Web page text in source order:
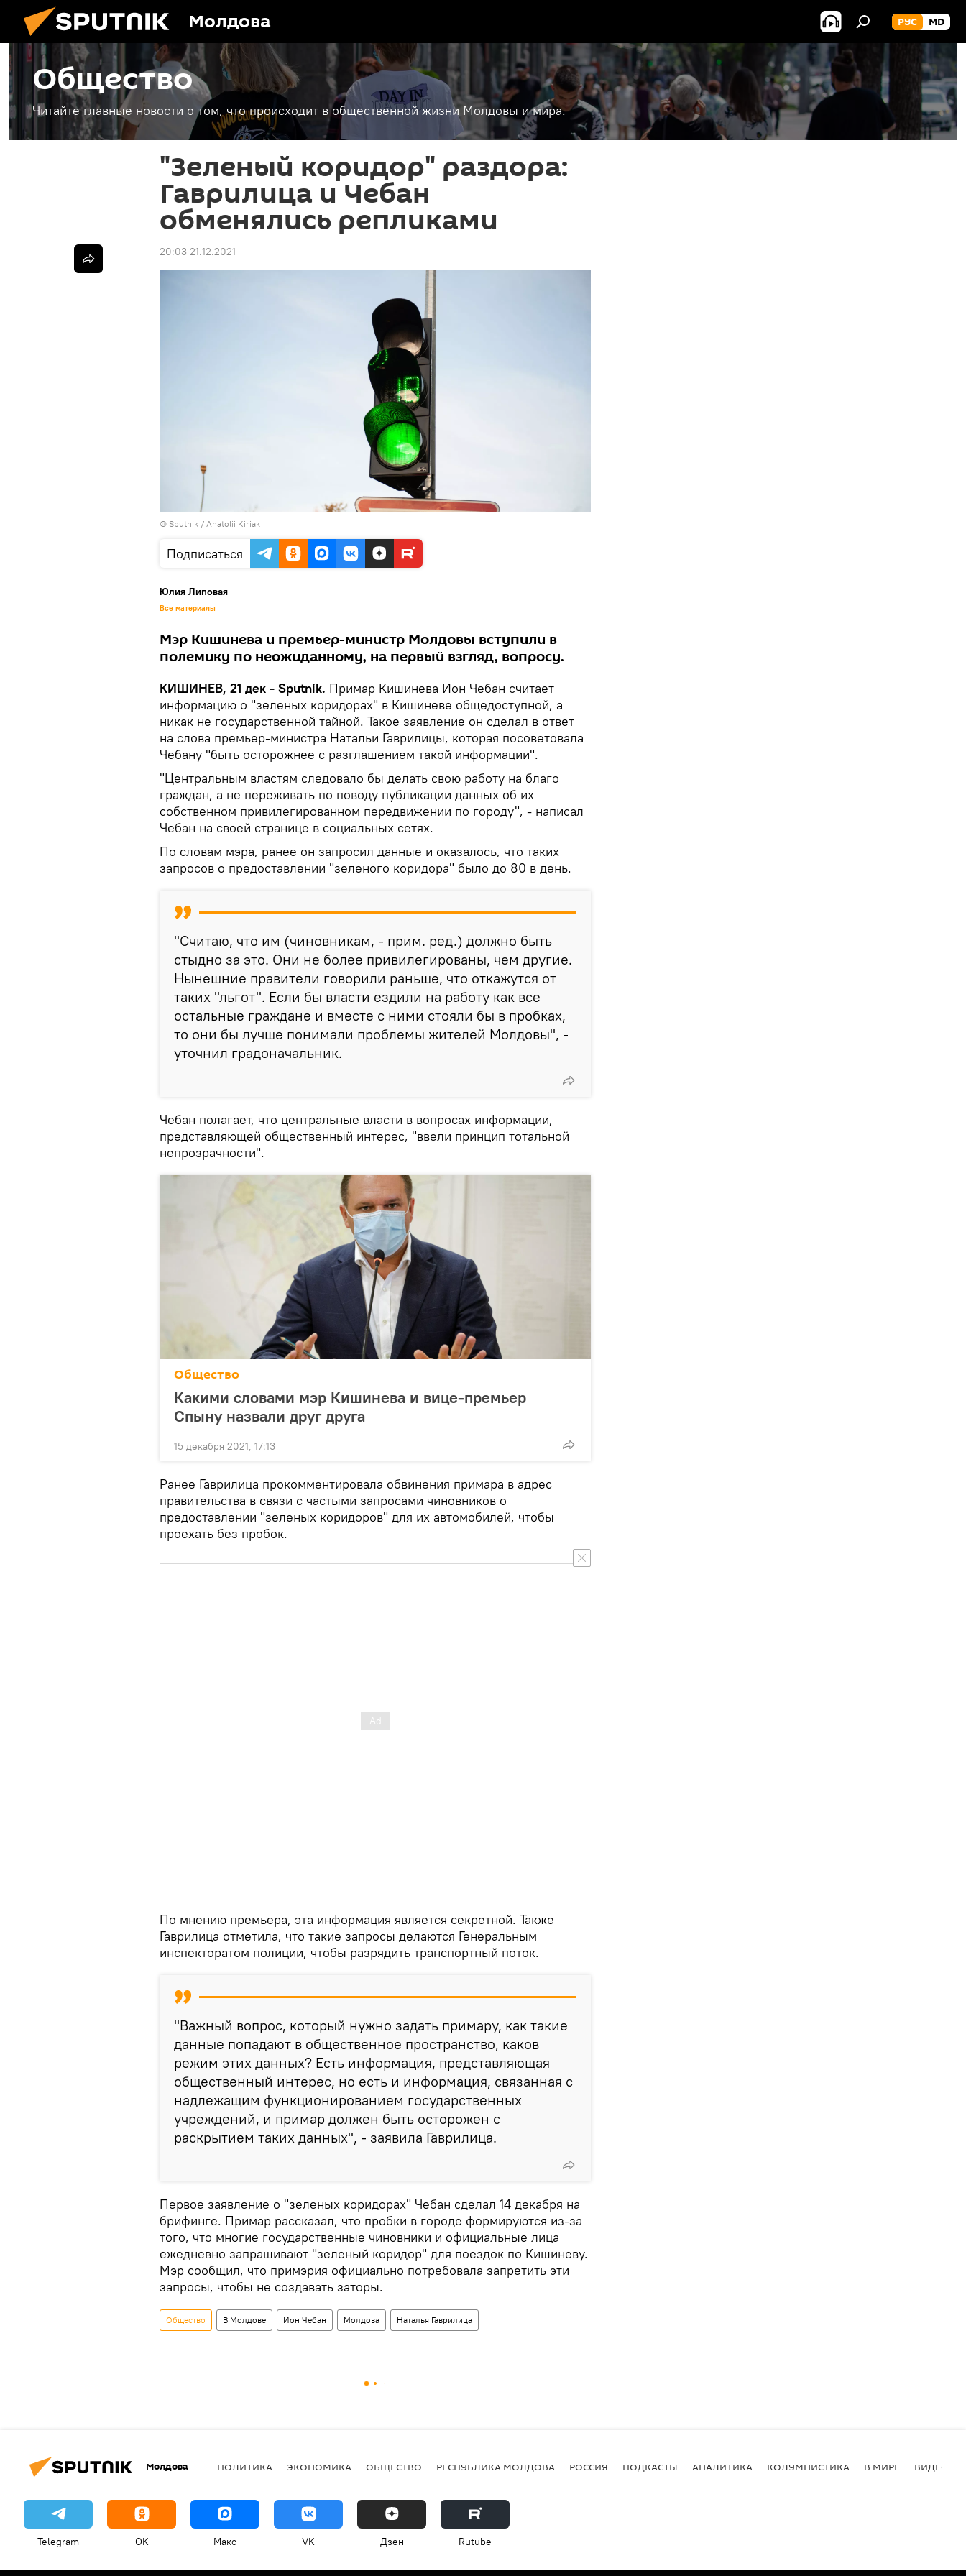
Молдова РУС MD
Общество
Читайте главные новости о том, что происходит в общественной жизни Молдовы и мира.
"Зеленый коридор" раздора:
Гаврилица и Чебан
обменялись репликами
20:03 21.12.2021
© Sputnik / Anatolii Kiriak
Подписаться
Юлия Липовая
Все материалы
Мэр Кишинева и премьер-министр Молдовы вступили в
полемику по неожиданному, на первый взгляд, вопросу.
КИШИНЕВ, 21 дек - Sputnik. Примар Кишинева Ион Чебан считает
информацию о "зеленых коридорах" в Кишиневе общедоступной, а
никак не государственной тайной. Такое заявление он сделал в ответ
на слова премьер-министра Натальи Гаврилицы, которая посоветовала
Чебану "быть осторожнее с разглашением такой информации".
"Центральным властям следовало бы делать свою работу на благо
граждан, а не переживать по поводу публикации данных об их
собственном привилегированном передвижении по городу", - написал
Чебан на своей странице в социальных сетях.
По словам мэра, ранее он запросил данные и оказалось, что таких
запросов о предоставлении "зеленого коридора" было до 80 в день.
"Считаю, что им (чиновникам, - прим. ред.) должно быть
стыдно за это. Они не более привилегированы, чем другие.
Нынешние правители говорили раньше, что откажутся от
таких "льгот". Если бы власти ездили на работу как все
остальные граждане и вместе с ними стояли бы в пробках,
то они бы лучше понимали проблемы жителей Молдовы", -
уточнил градоначальник.
Чебан полагает, что центральные власти в вопросах информации,
представляющей общественный интерес, "ввели принцип тотальной
непрозрачности".
Общество
Какими словами мэр Кишинева и вице-премьер
Спыну назвали друг друга
15 декабря 2021, 17:13
Ранее Гаврилица прокомментировала обвинения примара в адрес
правительства в связи с частыми запросами чиновников о
предоставлении "зеленых коридоров" для их автомобилей, чтобы
проехать без пробок.
По мнению премьера, эта информация является секретной. Также
Гаврилица отметила, что такие запросы делаются Генеральным
инспекторатом полиции, чтобы разрядить транспортный поток.
"Важный вопрос, который нужно задать примару, как такие
данные попадают в общественное пространство, каков
режим этих данных? Есть информация, представляющая
общественный интерес, но есть и информация, связанная с
надлежащим функционированием государственных
учреждений, и примар должен быть осторожен с
раскрытием таких данных", - заявила Гаврилица.
Первое заявление о "зеленых коридорах" Чебан сделал 14 декабря на
брифинге. Примар рассказал, что пробки в городе формируются из-за
того, что многие государственные чиновники и официальные лица
ежедневно запрашивают "зеленый коридор" для поездок по Кишиневу.
Мэр сообщил, что примэрия официально потребовала запретить эти
запросы, чтобы не создавать заторы.
Общество В Молдове Ион Чебан Молдова Наталья Гаврилица
Молдова ПОЛИТИКА ЭКОНОМИКА ОБЩЕСТВО РЕСПУБЛИКА МОЛДОВА РОССИЯ ПОДКАСТЫ АНАЛИТИКА КОЛУМНИСТИКА В МИРЕ ВИДЕО
Telegram OK Макс VK Дзен Rutube